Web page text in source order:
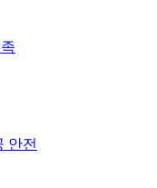
안전